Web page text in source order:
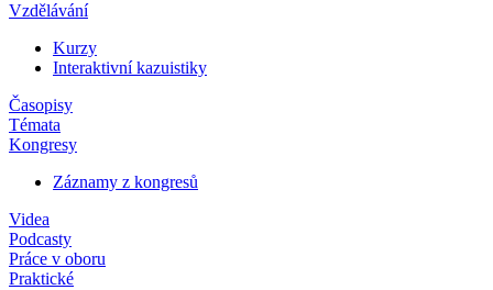
Vzdělávání
Kurzy
Interaktivní kazuistiky
Časopisy
Témata
Kongresy
Záznamy z kongresů
Videa
Podcasty
Práce v oboru
Praktické